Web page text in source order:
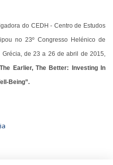
do CEDH - Centro de Estudos
no 23º Congresso Helénico de
Grécia, de 23 a 26 de abril de 2015,
Earlier, The Better:
Investing In
Being”.